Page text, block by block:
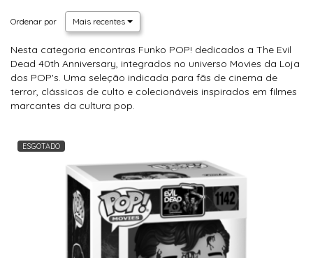
Ordenar por Mais recentes
Nesta categoria encontras Funko POP! dedicados a The Evil
Dead 40th Anniversary, integrados no universo Movies da Loja
dos POP's. Uma seleção indicada para fãs de cinema de
terror, clássicos de culto e colecionáveis inspirados em filmes
marcantes da cultura pop.
ESGOTADO